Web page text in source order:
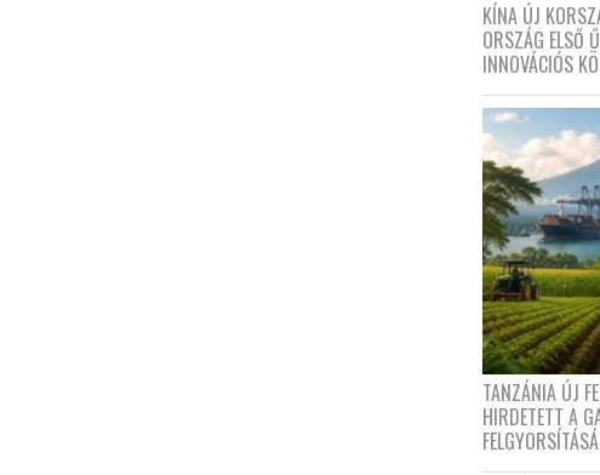
KÍNA ÚJ
ORSZÁG ELSŐ
INNOVÁCIÓS
TANZÁNIA ÚJ
HIRDETETT A